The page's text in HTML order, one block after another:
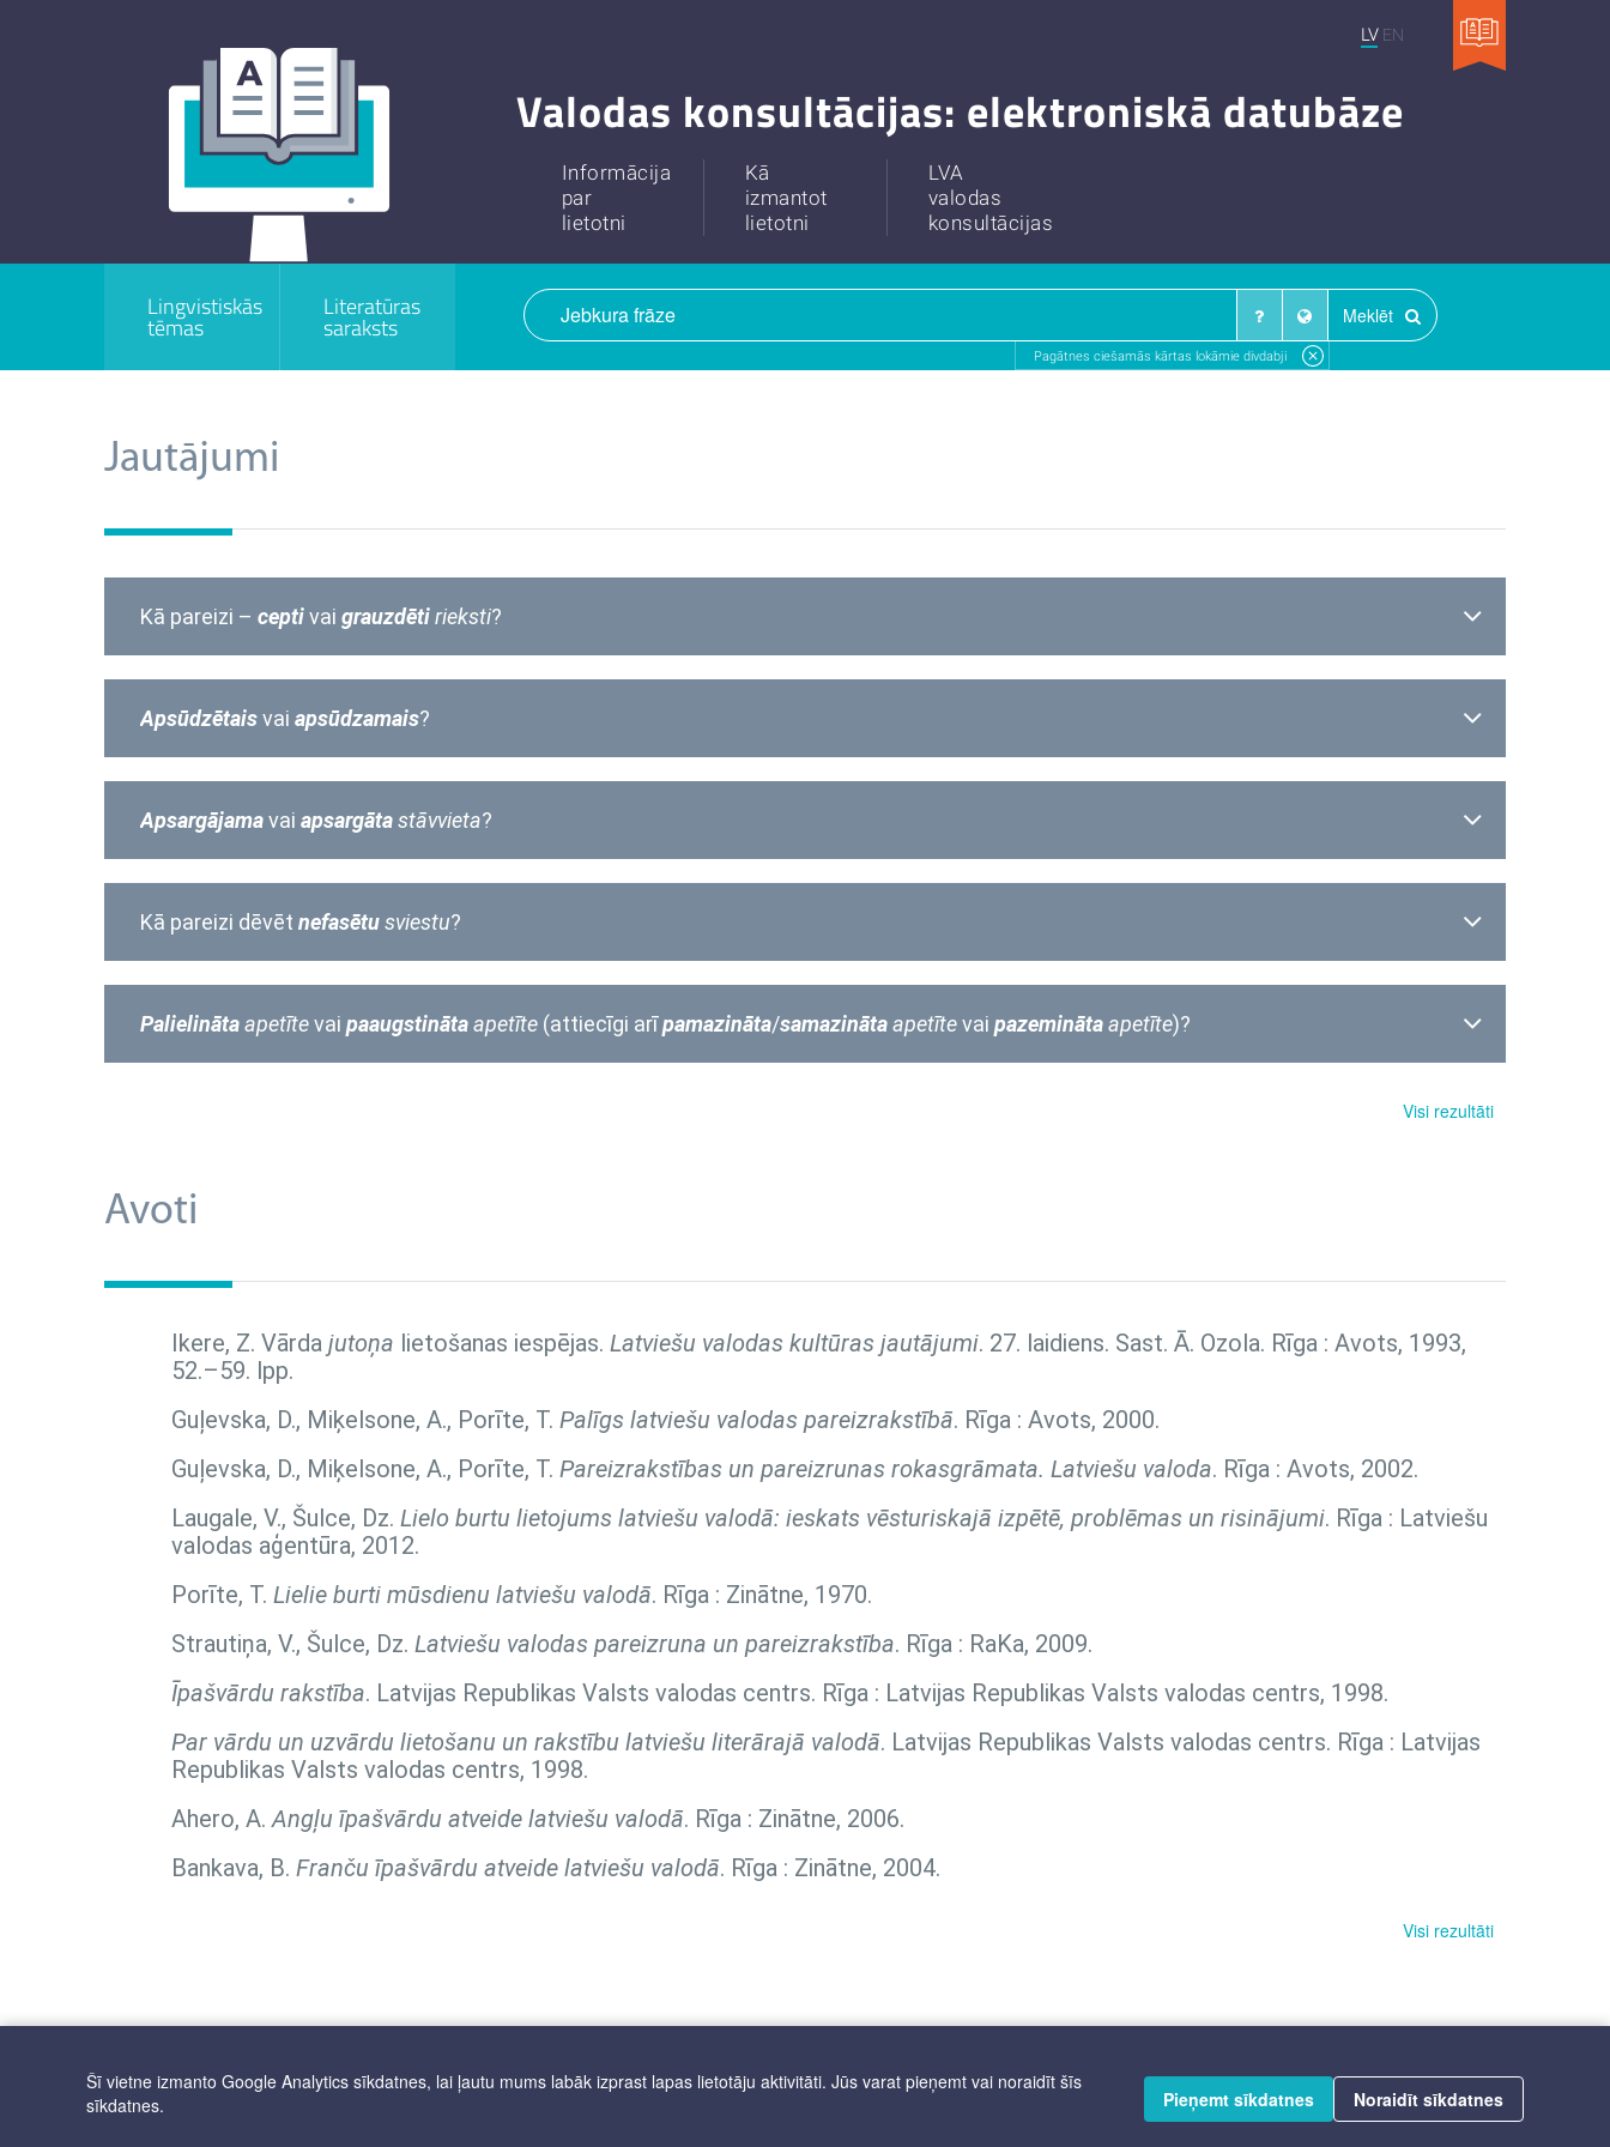
LV EN
Valodas konsultācijas: elektroniskā datubāze
Informācija
par
lietotni
Kā
izmantot
lietotni
LVA
valodas
konsultācijas
Lingvistiskās
tēmas
Literatūras
saraksts Meklēt
Pagātnes ciešamās kārtas lokāmie divdabji
Jautājumi
Kā pareizi – ceptivai grauzdētirieksti?
Apsūdzētaisvai apsūdzamais?
Apsargājamavai apsargātastāvvieta?
Kā pareizi dēvēt nefasētusviestu?
Palielinātaapetītevai paaugstinātaapetīte (attiecīgi arīpamazināta/samazinātaapetītevai pazeminātaapetīte)?
Visi rezultāti
Avoti
Ikere, Z. Vārda jutoņa lietošanas iespējas. Latviešu valodas kultūras jautājumi. 27. laidiens. Sast. Ā. Ozola. Rīga : Avots, 1993,
52.–59. lpp.
Guļevska, D., Miķelsone, A., Porīte, T. Palīgs latviešu valodas pareizrakstībā. Rīga : Avots, 2000.
Guļevska, D., Miķelsone, A., Porīte, T. Pareizrakstības un pareizrunas rokasgrāmata. Latviešu valoda. Rīga : Avots, 2002.
Laugale, V., Šulce, Dz. Lielo burtu lietojums latviešu valodā: ieskats vēsturiskajā izpētē, problēmas un risinājumi. Rīga : Latviešu
valodas aģentūra, 2012.
Porīte, T. Lielie burti mūsdienu latviešu valodā. Rīga : Zinātne, 1970.
Strautiņa, V., Šulce, Dz. Latviešu valodas pareizruna un pareizrakstība. Rīga : RaKa, 2009.
Īpašvārdu rakstība. Latvijas Republikas Valsts valodas centrs. Rīga : Latvijas Republikas Valsts valodas centrs, 1998.
Par vārdu un uzvārdu lietošanu un rakstību latviešu literārajā valodā. Latvijas Republikas Valsts valodas centrs. Rīga : Latvijas
Republikas Valsts valodas centrs, 1998.
Ahero, A.Angļu īpašvārdu atveide latviešu valodā. Rīga : Zinātne, 2006.
Bankava, B. Franču īpašvārdu atveide latviešu valodā. Rīga : Zinātne, 2004.
Visi rezultāti
Šī vietne izmanto Google Analytics sīkdatnes, lai ļautu mums labāk izprast lapas lietotāju aktivitāti. Jūs varat pieņemt vai noraidīt šīs
sīkdatnes.
Pieņemt sīkdatnes Noraidīt sīkdatnes